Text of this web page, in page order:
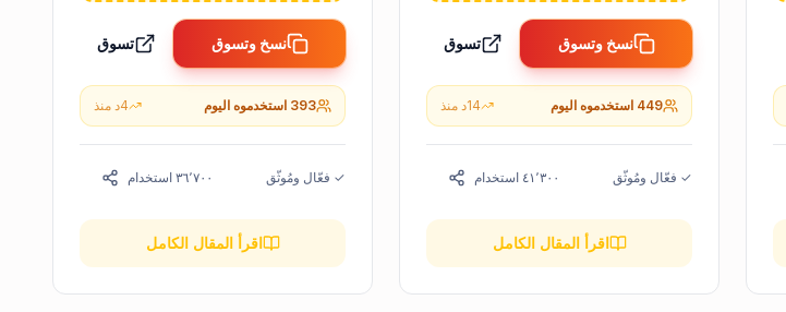
نسخ وتسوق تسوق
449 استخدموه اليوم 14د منذ
✓ فعّال ومُوثّق ٤١٬٣٠٠ استخدام
اقرأ المقال الكامل
نسخ وتسوق تسوق
393 استخدموه اليوم 4د منذ
✓ فعّال ومُوثّق ٣٦٬٧٠٠ استخدام
اقرأ المقال الكامل